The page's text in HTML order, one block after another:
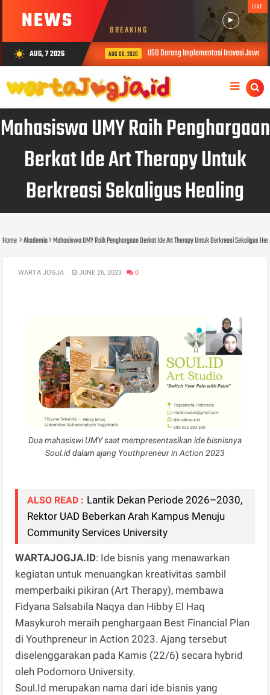
NEWS BREAKING
LIVE
wb_sunny AUG, 7 2026 AUG 06, 2026 USD Dorong Implementasi Inovasi
Mahasiswa UMY Raih Penghargaan
Berkat Ide Art Therapy Untuk
Berkreasi Sekaligus Healing
Home Akademia Mahasiswa UMY Raih Penghargaan Berkat Ide Art Therapy Untuk Berkreasi Sekaligus
WARTA JOGJA JUNE 26, 2023 0
Dua mahasiswi UMY saat mempresentasikan ide bisnisnya
Soul.id dalam ajang Youthpreneur in Action 2023
ALSO READ : Lantik Dekan Periode 2026–2030,
Rektor UAD Beberkan Arah Kampus Menuju
Community Services University
WARTAJOGJA.ID: Ide bisnis yang menawarkan
kegiatan untuk menuangkan kreativitas sambil
memperbaiki pikiran (Art Therapy), membawa
Fidyana Salsabila Naqya dan Hibby El Haq
Masykuroh meraih penghargaan Best Financial Plan
di Youthpreneur in Action 2023. Ajang tersebut
diselenggarakan pada Kamis (22/6) secara hybrid
oleh Podomoro University.
Soul.Id merupakan nama dari ide bisnis yang